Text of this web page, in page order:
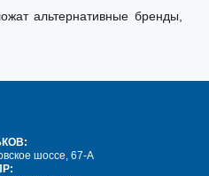
альтернативные бренды,
шоссе, 67-А